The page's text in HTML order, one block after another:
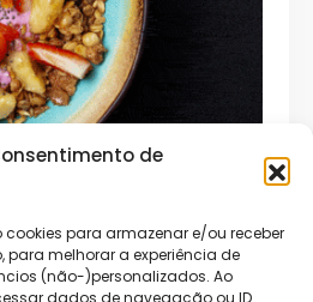
de
para armazenar e/ou receber
melhorar a experiência de
(não-)personalizados. Ao
pessoa)